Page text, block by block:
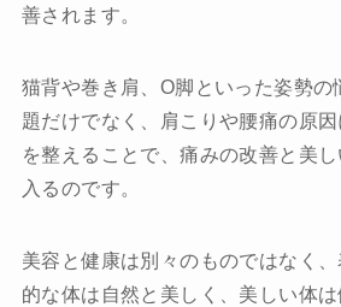
善されます。
猫背や巻き肩、O脚といった姿勢の
題だけでなく、肩こりや腰痛の原
を整えることで、痛みの改善と美
入るのです。
美容と健康は別々のものではなく
的な体は自然と美しく、美しい体は